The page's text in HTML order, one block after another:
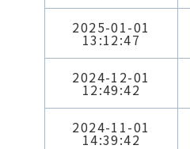
2025-01-01
13:12:47
2024-12-01
12:49:42
2024-11-01
14:39:42